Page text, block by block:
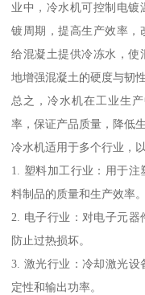
业中，冷水机可控制电镀
镀周期，提高生产效率，
给混凝土提供冷冻水，使
地增强混凝土的硬度与韧性
总之，冷水机在工业生
率，保证产品质量，降低生
冷水机适用于多个行业，
1. 塑料加工行业：用于
料制品的质量和生产效率。
2. 电子行业：对电子元器
防止过热损坏。
3. 激光行业：冷却激光
定性和输出功率。